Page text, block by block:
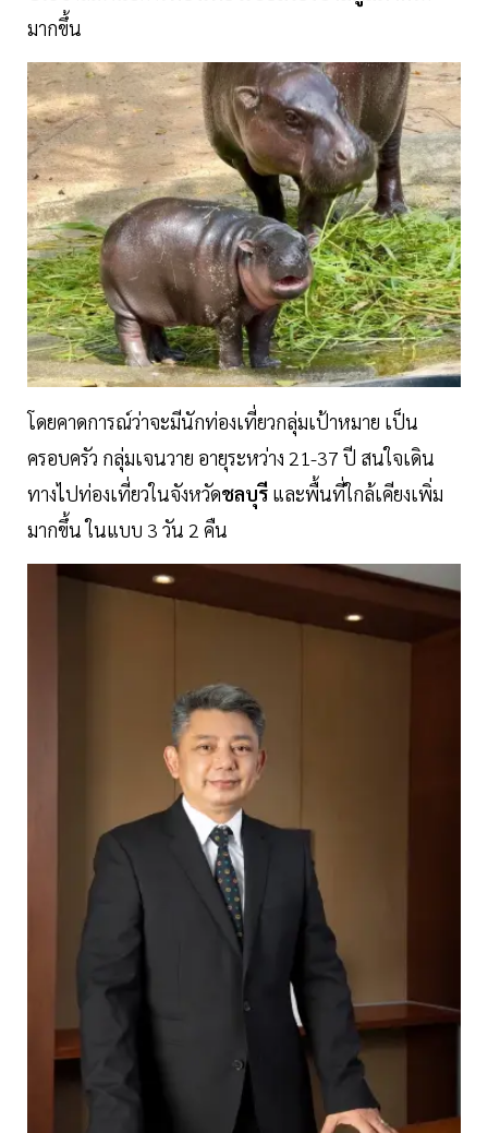
มากขึ้น
โดยคาดการณ์ว่าจะมีนักท่องเที่ยวกลุ่มเป้าหมาย เป็น
ครอบครัว กลุ่มเจนวาย อายุระหว่าง 21-37 ปี สนใจเดิน
ทางไปท่องเที่ยวในจังหวัดชลบุรี และพื้นที่ใกล้เคียงเพิ่ม
มากขึ้น ในแบบ 3 วัน 2 คืน